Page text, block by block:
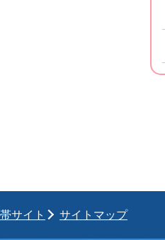
サイト サイトマップ